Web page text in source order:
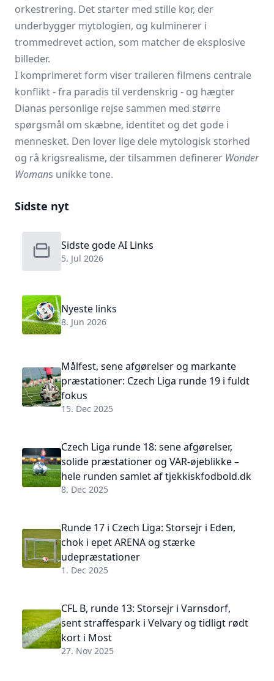
orkestrering. Det starter med stille kor, der
underbygger mytologien, og kulminerer i
trommedrevet action, som matcher de eksplosive
billeder.
I komprimeret form viser traileren filmens centrale
konflikt - fra paradis til verdenskrig - og hægter
Dianas personlige rejse sammen med større
spørgsmål om skæbne, identitet og det gode i
mennesket. Den lover lige dele mytologisk storhed
og rå krigsrealisme, der tilsammen definerer Wonder
Womans unikke tone.
Sidste nyt
Sidste gode AI Links
5. Jul 2026
Nyeste links
8. Jun 2026
Målfest, sene afgørelser og markante
præstationer: Czech Liga runde 19 i fuldt
fokus
15. Dec 2025
Czech Liga runde 18: sene afgørelser,
solide præstationer og VAR-øjeblikke –
hele runden samlet af tjekkiskfodbold.dk
8. Dec 2025
Runde 17 i Czech Liga: Storsejr i Eden,
chok i epet ARENA og stærke
udepræstationer
1. Dec 2025
CFL B, runde 13: Storsejr i Varnsdorf,
sent straffespark i Velvary og tidligt rødt
kort i Most
27. Nov 2025